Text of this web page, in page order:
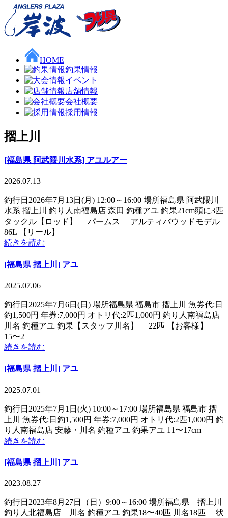
HOME
釣果情報
イベント
店舗情報
会社概要
採用情報
摺上川
[福島県 阿武隈川水系] アユルアー
2026.07.13
釣行日2026年7月13日(月) 12:00～16:00 場所福島県 阿武隈川
水系 摺上川 釣り人南福島店 森田 釣種アユ 釣果21cm頭に3匹
タックル【ロッド】 パームス アルティバウッドモデル
86L 【リール】
続きを読む
[福島県 摺上川] アユ
2025.07.06
釣行日2025年7月6日(日) 場所福島県 福島市 摺上川 魚券代:日
釣1,500円 年券:7,000円 オトリ代:2匹1,000円 釣り人南福島店
川名 釣種アユ 釣果【スタッフ川名】 22匹 【お客様】
15〜2
続きを読む
[福島県 摺上川] アユ
2025.07.01
釣行日2025年7月1日(火) 10:00～17:00 場所福島県 福島市 摺
上川 魚券代:日釣1,500円 年券:7,000円 オトリ代:2匹1,000円 釣
り人南福島店 安藤・川名 釣種アユ 釣果アユ 11〜17cm
続きを読む
[福島県 摺上川] アユ
2023.08.27
釣行日2023年8月27日（日）9:00～16:00 場所福島県 摺上川
釣り人北福島店 川名 釣種アユ 釣果18〜40匹 川名18匹 状